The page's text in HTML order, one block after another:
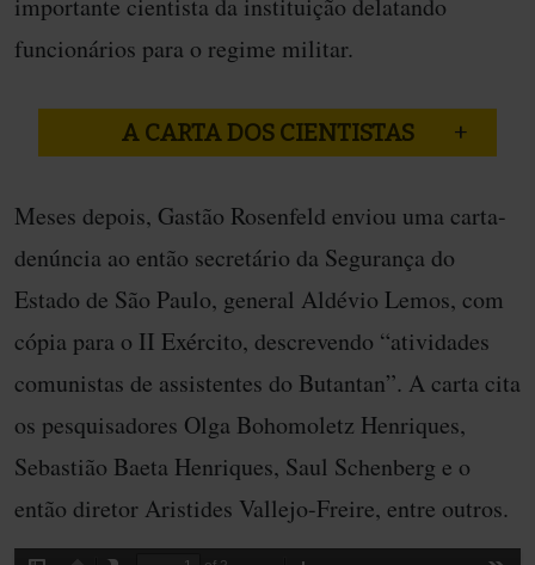
importante cientista da instituição delatando
funcionários para o regime militar.
A CARTA DOS CIENTISTAS
Meses depois, Gastão Rosenfeld enviou uma carta-
denúncia ao então secretário da Segurança do
Estado de São Paulo, general Aldévio Lemos, com
cópia para o II Exército, descrevendo “atividades
comunistas de assistentes do Butantan”. A carta cita
os pesquisadores Olga Bohomoletz Henriques,
Sebastião Baeta Henriques, Saul Schenberg e o
então diretor Aristides Vallejo-Freire, entre outros.